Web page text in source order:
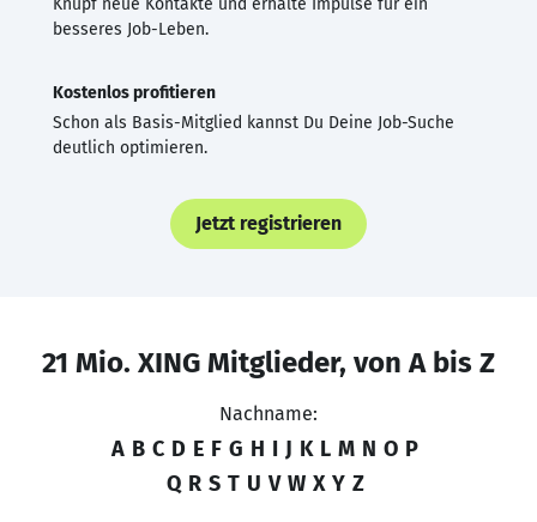
besseres Job-Leben.
Kostenlos profitieren
Schon als Basis-Mitglied kannst Du Deine Job-Suche
deutlich optimieren.
Jetzt registrieren
21 Mio. XING Mitglieder, von A bis Z
Nachname:
A B C D E F G H I J K L M N O P
Q R S T U V W X Y Z